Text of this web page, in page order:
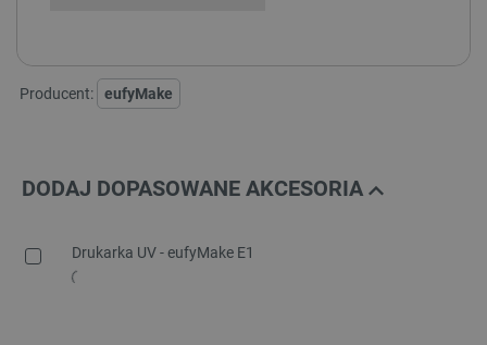
Producent: eufyMake
DODAJ DOPASOWANE AKCESORIA
Drukarka UV - eufyMake E1